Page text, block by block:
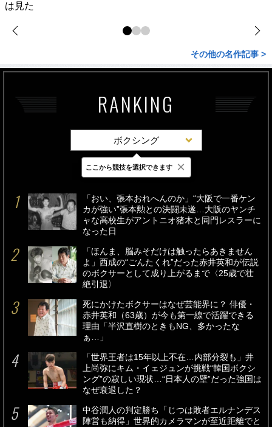
は見た
その他の名作記事 >
RANKING
ボクシング
最新 24時間 週間
「おい、張本おれへんのか」“大阪で一番ケン
カが強い”張本勲との決闘未遂…大阪のヤンチ
ャな高校生がアントニオ猪木と同門レスラーに
なった日
「ほんま、脳みそだけは触ったらあきません
よ」西成の“ごんたくれ”だった赤井英和が伝説
のボクサーとして成り上がるまで〈25歳で壮
絶引退〉
死にかけたボクサーはなぜ芸能界に？ 俳優・
赤井英和（63歳）が今も第一線で活躍できる
理由「半沢直樹のときもNG、多かったな
ぁ…」
「世界王者は15年以上不在…内部分裂も」井
上尚弥にキム・イェジュンが挑戦“韓国ボクシ
ング”の寂しい現状…“日本人の壁”だった強国は
なぜ衰退した？
中谷潤人の判定勝ち「じつは敗者エルナンデス
陣営も納得」世界的カメラマンが至近距離でと
ここから競技を選択できます ×